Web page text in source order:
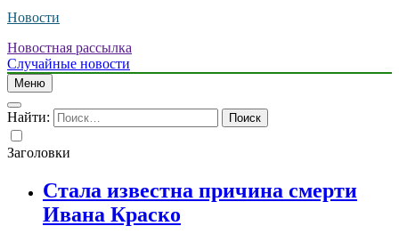
Новости
Новостная рассылка
Случайные новости
Меню
Найти:
Заголовки
Стала известна причина смерти
Ивана Краско